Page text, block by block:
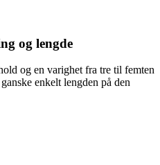
og lengde
og en varighet fra tre til femten
enkelt lengden på den